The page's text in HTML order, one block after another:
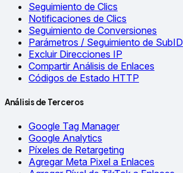
Seguimiento de Clics
Notificaciones de Clics
Seguimiento de Conversiones
Parámetros / Seguimiento de SubID
Excluir Direcciones IP
Compartir Análisis de Enlaces
Códigos de Estado HTTP
Análisis de Terceros
Google Tag Manager
Google Analytics
Píxeles de Retargeting
Agregar Meta Pixel a Enlaces